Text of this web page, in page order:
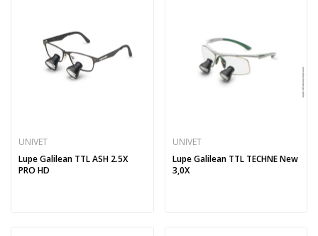
UNIVET
Lupe Galilean TTL ASH 2.5X
PRO HD
UNIVET
Lupe Galilean TTL TECHNE New
3,0X